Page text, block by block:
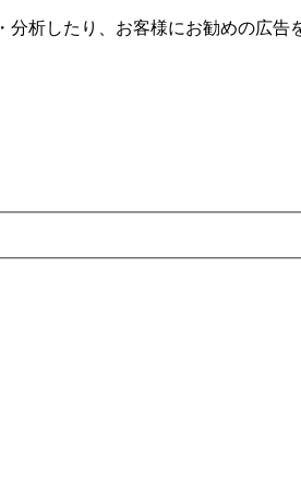
析したり、お客様にお勧めの広告